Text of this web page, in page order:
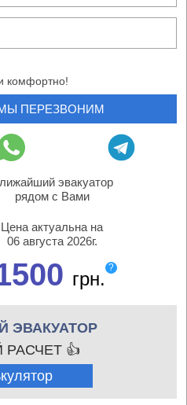
у
комфортно!
эвакуатор
рядом с Вами
Цена актуальна на
06 августа 2026г.
грн.
?
ЭВАКУАТОР
👍